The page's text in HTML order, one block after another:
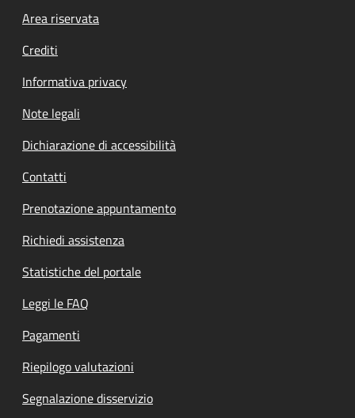
Footer menu
Area riservata
Crediti
Informativa privacy
Note legali
Dichiarazione di accessibilità
Contatti
Prenotazione appuntamento
Richiedi assistenza
Statistiche del portale
Leggi le FAQ
Pagamenti
Riepilogo valutazioni
Segnalazione disservizio